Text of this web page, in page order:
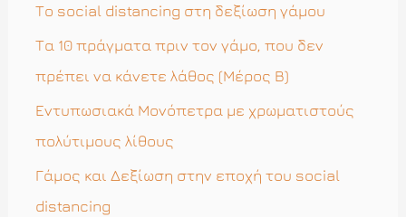
Το social distancing στη δεξίωση γάμου
Τα 10 πράγματα πριν τον γάμο, που δεν
πρέπει να κάνετε λάθος (Μέρος Β)
Εντυπωσιακά Μονόπετρα με χρωματιστούς
πολύτιμους λίθους
Γάμος και Δεξίωση στην εποχή του social
distancing